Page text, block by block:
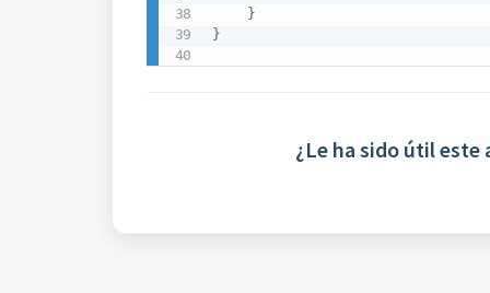
}
}
¿Le ha sido útil este